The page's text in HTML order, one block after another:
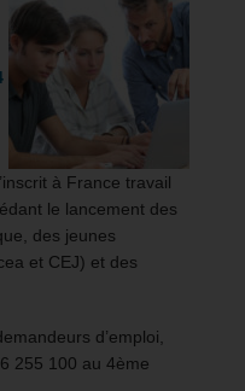
à France travail
le lancement des
des jeunes
et CEJ) et des
d’emploi,
255 100 au 4ème